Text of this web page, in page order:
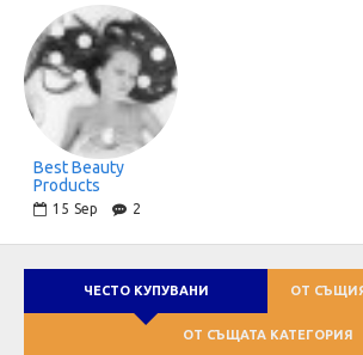
Best Beauty
Products
15 Sep 2
ЧЕСТО КУПУВАНИ ОТ
ОТ СЪЩАТА КАТЕГОРИЯ